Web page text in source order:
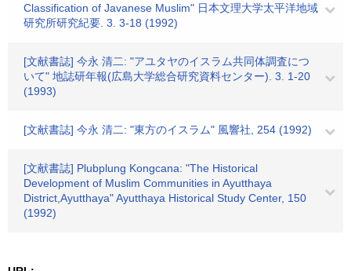
Classification of Javanese Muslim" 日本文理大学太平洋地域
研究所研究紀要. 3. 3-18 (1992)
[文献書誌] 今永 清二: "アユタヤのイスラム共同体調査につ
いて" 地誌研年報(広島大学総合研究資料センター). 3. 1-20
(1993)
[文献書誌] 今永 清二: "東方のイスラム" 風響社, 254 (1992)
[文献書誌] Plubplung Kongcana: "The Historical
Development of Muslim Communities in Ayutthaya
District,Ayutthaya" Ayutthaya Historical Study Center, 150
(1992)